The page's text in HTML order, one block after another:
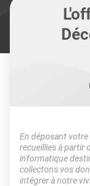
En déposant
recueillies à partir
informatique
collectons vos
intégrer à notre